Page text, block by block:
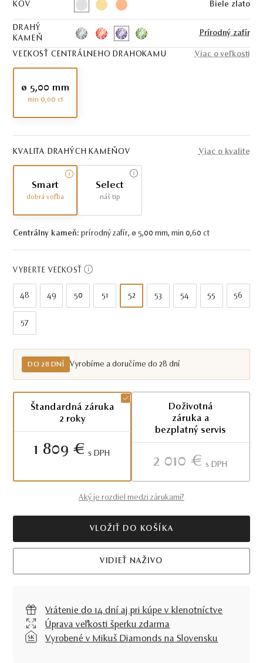
KOV Biele zlato
DRAHÝ
KAMEŇ
Prírodný zafír
VEĽKOSŤ CENTRÁLNEHO DRAHOKAMU Viac o veľkosti
ø 5,00 mm
min 0,60 ct
KVALITA DRAHÝCH KAMEŇOV Viac o kvalite
Smart
dobrá voľba
Select
náš tip
Centrálny kameň: prírodný zafír, ø 5,00 mm, min 0,60 ct
VYBERTE VEĽKOSŤ
48 49 50 51 52 53 54 55 56
57
DO 28 DNÍ Vyrobíme a doručíme do 28 dní
Štandardná záruka
2 roky
1 809 € S DPH
Doživotná
záruka a
bezplatný servis
2 010 € S DPH
Aký je rozdiel medzi zárukami?
VLOŽIŤ DO KOŠÍKA
VIDIEŤ NAŽIVO
Vrátenie do 14 dní aj pri kúpe v klenotníctve
Úprava veľkosti šperku zdarma
Vyrobené v Mikuš Diamonds na Slovensku